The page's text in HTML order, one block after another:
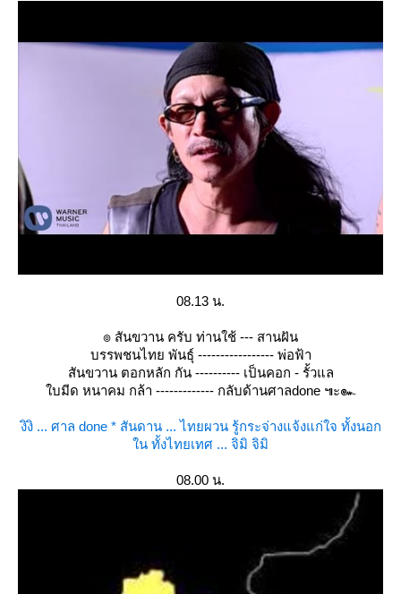
08.13 น.
๏ สันขวาน ครับ ท่านใช้ --- สานฝัน
บรรพชนไทย พันธุ์ ----------------- พ่อฟ้า
สันขวาน ตอกหลัก กัน ---------- เป็นคอก - รั้วแล
บมีด หนาคม กล้า ------------- กลับด้านศาลdone ๚ะ๛
งิงิ ... ศาล done * สันดาน ... ไทยผวน รู้กระจ่างแจ้งแก่ใจ ทั้งนอก
น ทั้งไทยเทศ ... จิมิ จิมิ
08.00 น.